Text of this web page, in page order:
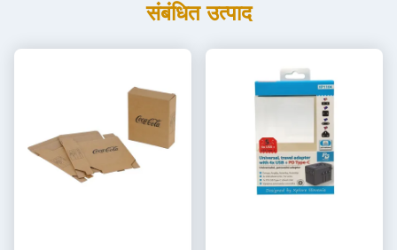
संबंधित उत्पाद